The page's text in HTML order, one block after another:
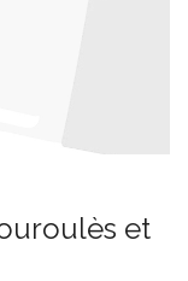
et